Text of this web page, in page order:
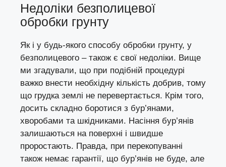
Недоліки безполицевої
обробки грунту
Як і у будь-якого способу обробки грунту, у
безполицевого – також є свої недоліки. Вище
ми згадували, що при подібній процедурі
важко внести необхідну кількість добрив, тому
що грудка землі не перевертається. Крім того,
досить складно боротися з бур’янами,
хворобами та шкідниками. Насіння бур’янів
залишаються на поверхні і швидше
проростають. Правда, при перекопуванні
також немає гарантії, що бур’янів не буде, але